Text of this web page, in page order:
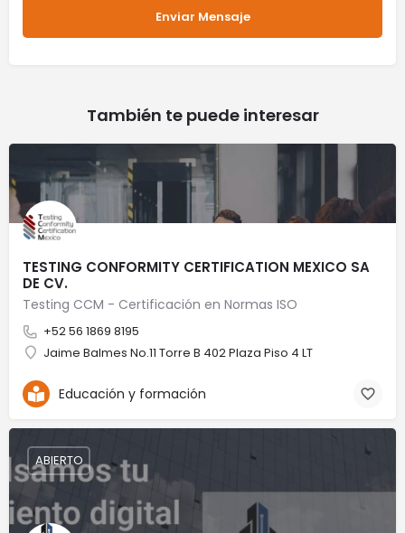
También te puede interesar
TESTING CONFORMITY CERTIFICATION MEXICO SA
DE CV.
Testing CCM - Certificación en Normas ISO
+52 56 1869 8195
Jaime Balmes No.11 Torre B 402 Plaza Piso 4 LT
Educación y formación
ABIERTO